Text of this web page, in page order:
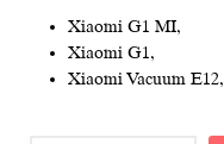
Xiaomi G1 MI,
Xiaomi G1,
Xiaomi Vacuum